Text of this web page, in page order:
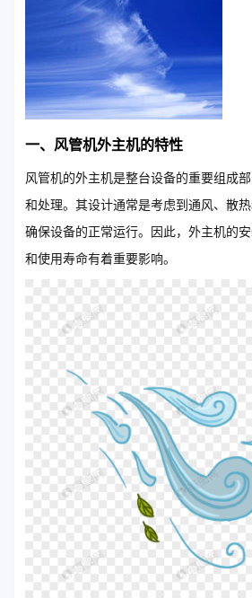
一、风管机外主机的特性
风管机的外主机是整台设备的重要组成
和处理。其设计通常是考虑到通风、散
确保设备的正常运行。因此，外主机的
和使用寿命有着重要影响。